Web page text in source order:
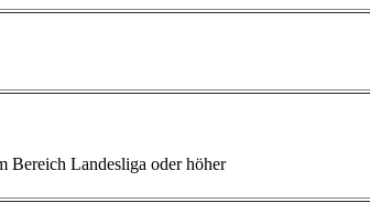
Bereich Landesliga oder höher